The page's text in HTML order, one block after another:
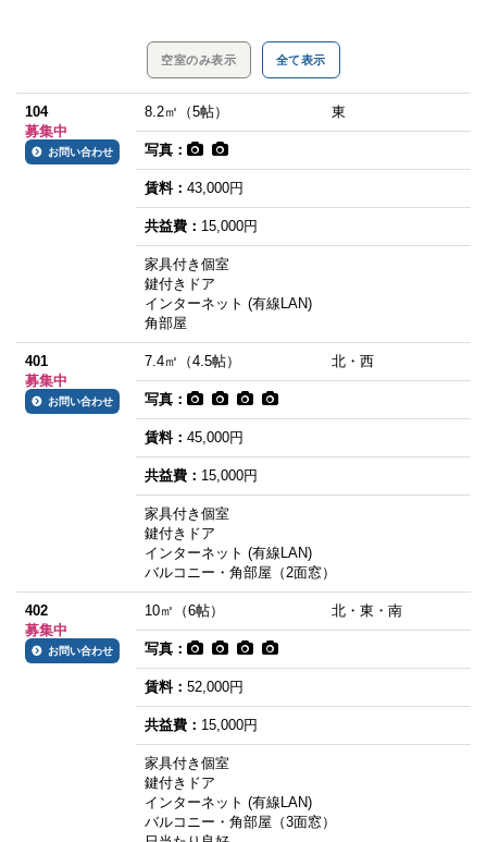
空室のみ表示 全て表示
104
募集中
お問い合わせ
8.2㎡（5帖） 東
写真：
賃料： 43,000円
共益費： 15,000円
家具付き個室
鍵付きドア
インターネット (有線LAN)
角部屋
401
募集中
お問い合わせ
7.4㎡（4.5帖） 北・西
写真：
賃料： 45,000円
共益費： 15,000円
家具付き個室
鍵付きドア
インターネット (有線LAN)
バルコニー・角部屋（2面窓）
402
募集中
お問い合わせ
10㎡（6帖） 北・東・南
写真：
賃料： 52,000円
共益費： 15,000円
家具付き個室
鍵付きドア
インターネット (有線LAN)
バルコニー・角部屋（3面窓）